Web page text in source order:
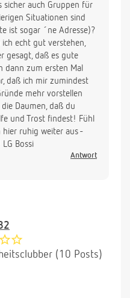
sicher auch Gruppen für
Situationen sind
ist sogar ´ne Adresse)?
echt gut verstehen,
gesagt, daß es gute
dann zum ersten Mal
daß ich mir zumindest
mehr vorstellen
Daumen, daß du
und Trost findest! Fühl
ruhig weiter aus -
Bossi
Antwort
(10 Posts)